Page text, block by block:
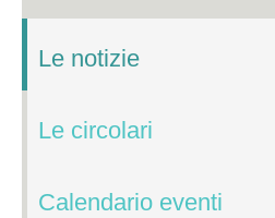
Le notizie
Le circolari
Calendario eventi